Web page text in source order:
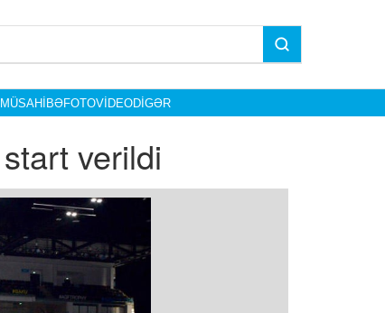
MÜSAHIBƏFOTOVIDEODIGƏR
verildi